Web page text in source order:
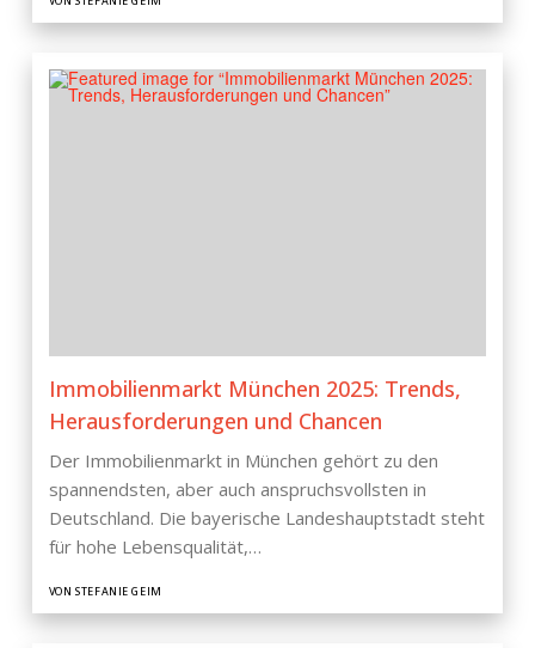
Immobilienmarkt München 2025: Trends,
Herausforderungen und Chancen
Der Immobilienmarkt in München gehört zu den
spannendsten, aber auch anspruchsvollsten in
Deutschland. Die bayerische Landeshauptstadt steht
für hohe Lebensqualität,…
VON STEFANIE GEIM